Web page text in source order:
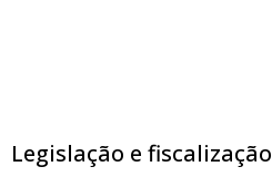
Legislação e fiscalização